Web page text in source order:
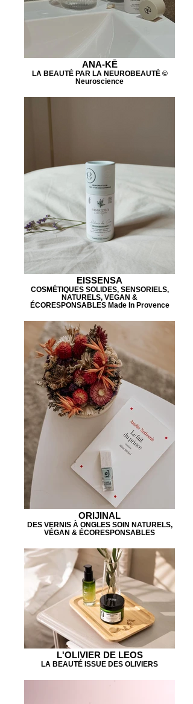
ANA-KĒ
LA BEAUTÉ PAR LA NEUROBEAUTÉ ©
Neuroscience
EISSENSA
COSMÉTIQUES SOLIDES, SENSORIELS,
NATURELS, VEGAN &
ÉCORESPONSABLES Made In Provence
ORIJINAL
DES VERNIS À ONGLES SOIN NATURELS,
VÉGAN & ÉCORESPONSABLES
L'OLIVIER DE LEOS
LA BEAUTÉ ISSUE DES OLIVIERS